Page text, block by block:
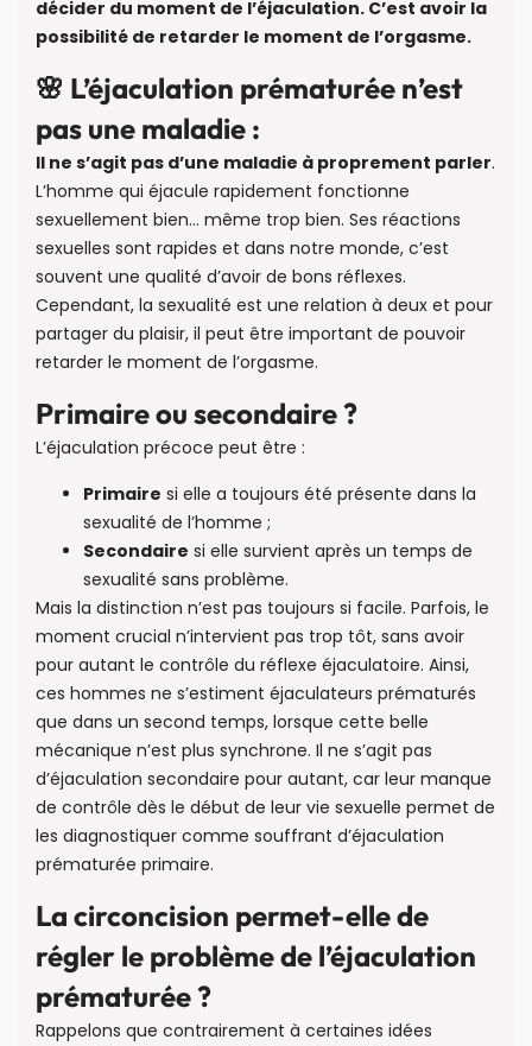
décider du moment de l’éjaculation. C’est avoir la
possibilité de retarder le moment de l’orgasme.
🌸 L’éjaculation prématurée n’est
pas une maladie :
Il ne s’agit pas d’une maladie à proprement parler.
L’homme qui éjacule rapidement fonctionne
sexuellement bien… même trop bien. Ses réactions
sexuelles sont rapides et dans notre monde, c’est
souvent une qualité d’avoir de bons réflexes.
Cependant, la sexualité est une relation à deux et pour
partager du plaisir, il peut être important de pouvoir
retarder le moment de l’orgasme.
Primaire ou secondaire ?
L’éjaculation précoce peut être :
Primaire si elle a toujours été présente dans la
sexualité de l’homme ;
Secondaire si elle survient après un temps de
sexualité sans problème.
Mais la distinction n’est pas toujours si facile. Parfois, le
moment crucial n’intervient pas trop tôt, sans avoir
pour autant le contrôle du réflexe éjaculatoire. Ainsi,
ces hommes ne s’estiment éjaculateurs prématurés
que dans un second temps, lorsque cette belle
mécanique n’est plus synchrone. Il ne s’agit pas
d’éjaculation secondaire pour autant, car leur manque
de contrôle dès le début de leur vie sexuelle permet de
les diagnostiquer comme souffrant d’éjaculation
prématurée primaire.
La circoncision permet-elle de
régler le problème de l’éjaculation
prématurée ?
Rappelons que contrairement à certaines idées